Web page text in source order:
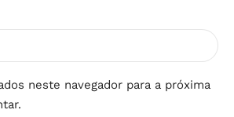
neste navegador para a próxima